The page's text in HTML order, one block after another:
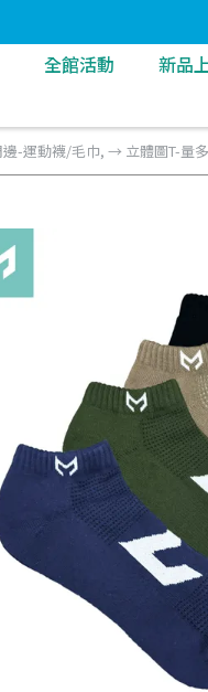
全館活動
新品
-運動襪/毛巾, → 立體圖T-量